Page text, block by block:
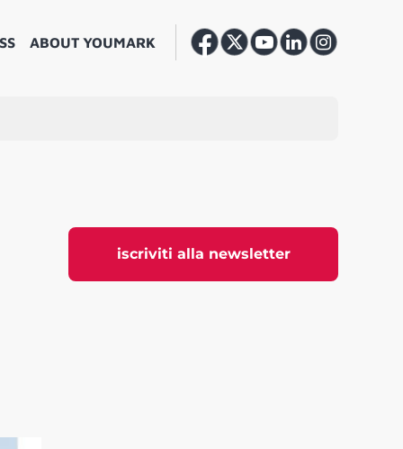
ABOUT YOUMARK
iscriviti alla newsletter